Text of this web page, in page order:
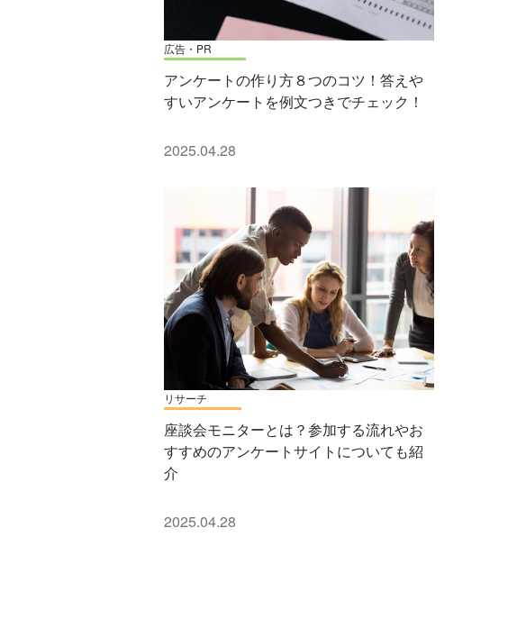
広告・PR
アンケートの作り方８つのコツ！答えや
すいアンケートを例文つきでチェック！
2025.04.28
リサーチ
座談会モニターとは？参加する流れやお
すすめのアンケートサイトについても紹
介
2025.04.28